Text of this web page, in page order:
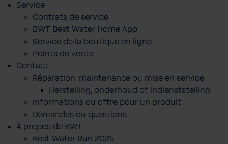
Service
Contrats de service
BWT Best Water Home App
Service de la boutique en ligne
Points de vente
Contact
Réparation, maintenance ou mise en service
Herstelling, onderhoud of indienststelling
Informations ou offre pour un produit
Demandes ou questions
À propos de BWT
Best Water Run 2025